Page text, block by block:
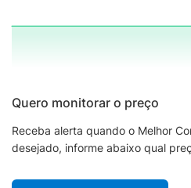
Quero monitorar o preço
Receba alerta quando o Melhor
desejado, informe abaixo qual